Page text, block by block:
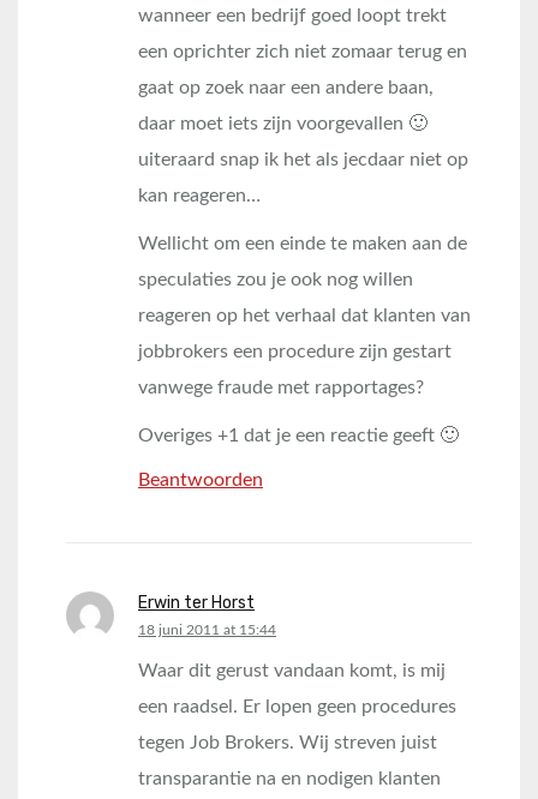
wanneer een bedrijf goed loopt trekt
een oprichter zich niet zomaar terug en
gaat op zoek naar een andere baan,
daar moet iets zijn voorgevallen 🙂
uiteraard snap ik het als jecdaar niet op
kan reageren…
Wellicht om een einde te maken aan de
speculaties zou je ook nog willen
reageren op het verhaal dat klanten van
jobbrokers een procedure zijn gestart
vanwege fraude met rapportages?
Overiges +1 dat je een reactie geeft 🙂
Beantwoorden
Erwin ter Horst
says:
18 juni 2011 at 15:44
Waar dit gerust vandaan komt, is mij
een raadsel. Er lopen geen procedures
tegen Job Brokers. Wij streven juist
transparantie na en nodigen klanten